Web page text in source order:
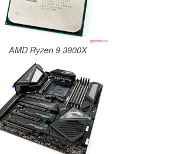
AMD Ryzen 9 3900X